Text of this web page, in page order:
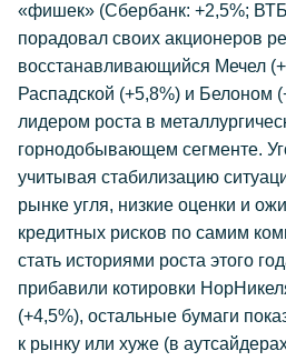
«фишек» (Сбербанк: +2,5%;
порадовал своих акционеров
восстанавливающийся Мечел
Распадской (+5,8%) и Белоном
лидером роста в
горнодобывающем сегменте.
учитывая стабилизацию
рынке угля, низкие оценки и
кредитных рисков по самим
стать историями роста этого
прибавили котировки
(+4,5%), остальные бумаги
к рынку или хуже (в